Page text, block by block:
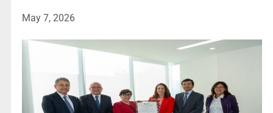
May 7, 2026